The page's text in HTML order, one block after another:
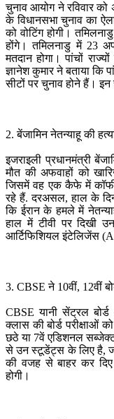
चुनाव आयोग ने रविवार
के विधानसभा चुनाव का
को वोटिंग होगी।
होंगे। तमिलनाडु में 23
मतदान होगा। पांचों
ज्ञानेश कुमार ने बताया कि
सीटों पर चुनाव होने हैं।
2. बेंजामिन नेतन्याहू की
इजराइली प्रधानमंत्री
मौत की अफवाहों को
जिसमें वह एक कैफे में कॉफी
रहे हैं. दरअसल, हाल के
कि ईरान के हमले में
हाल में टीवी पर दिखी
आर्टिफिशियल इंटेलिजेंस
3. CBSE ने 10वीं, 12वीं
CBSE यानी सेंट्रल
क्लास की बोर्ड परीक्षाओं
छठे या 7वें एडिशनल
से उन स्टूडेंट्स के लिए है, जो
की वजह से बाहर कर
होगी।